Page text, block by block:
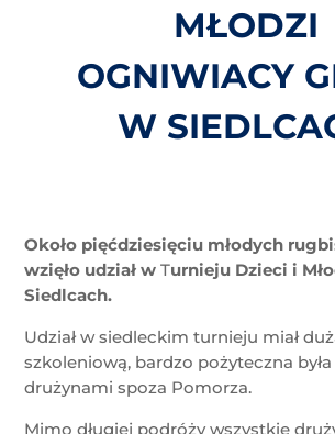
MŁODZI
OGNIWIACY
W
Około pięćdziesięciu młodych
wzięło udział wTurnieju Dzieci i
Siedlcach.
Udział w siedleckim turnieju miał
szkoleniową, bardzo pożyteczna
drużynami spoza Pomorza.
Mimo długiej podróży wszystkie